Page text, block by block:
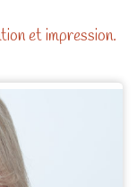
et impression.